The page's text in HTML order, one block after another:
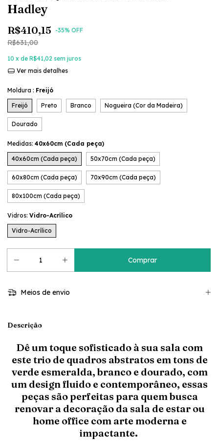
Hadley
R$410,15 -35% OFF
R$631,00
10 x de R$41,02 sem juros
Ver mais detalhes
Moldura : Freijó
Freijó Preto Branco Nogueira (Cor da Madeira)
Dourado
Medidas: 40x60cm (Cada peça)
40x60cm (Cada peça) 50x70cm (Cada peça)
60x80cm (Cada peça) 70x90cm (Cada peça)
80x100cm (Cada peça)
Vidros: Vidro-Acrílico
Vidro-Acrílico
Meios de envio
Descrição
Dê um toque sofisticado à sua sala com
este trio de quadros abstratos em tons de
verde esmeralda, branco e dourado, com
um design fluido e contemporâneo, essas
peças são perfeitas para quem busca
renovar a decoração da sala de estar ou
home office com arte moderna e
impactante.